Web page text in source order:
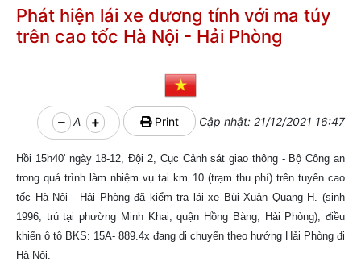
Phát hiện lái xe dương tính với ma túy
trên cao tốc Hà Nội - Hải Phòng
A Print Cập nhật: 21/12/2021 16:47
Hồi 15h40' ngày 18-12, Đội 2, Cục Cảnh sát giao thông - Bộ Công an
trong quá trình làm nhiệm vụ tại km 10 (trạm thu phí) trên tuyến cao
tốc Hà Nội - Hải Phòng đã kiểm tra lái xe Bùi Xuân Quang H. (sinh
1996, trú tại phường Minh Khai, quận Hồng Bàng, Hải Phòng), điều
khiển ô tô BKS: 15A- 889.4x đang di chuyển theo hướng Hải Phòng đi
Hà Nội.